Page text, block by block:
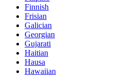
Finnish
Frisian
Galician
Georgian
Gujarati
Haitian
Hausa
Hawaiian